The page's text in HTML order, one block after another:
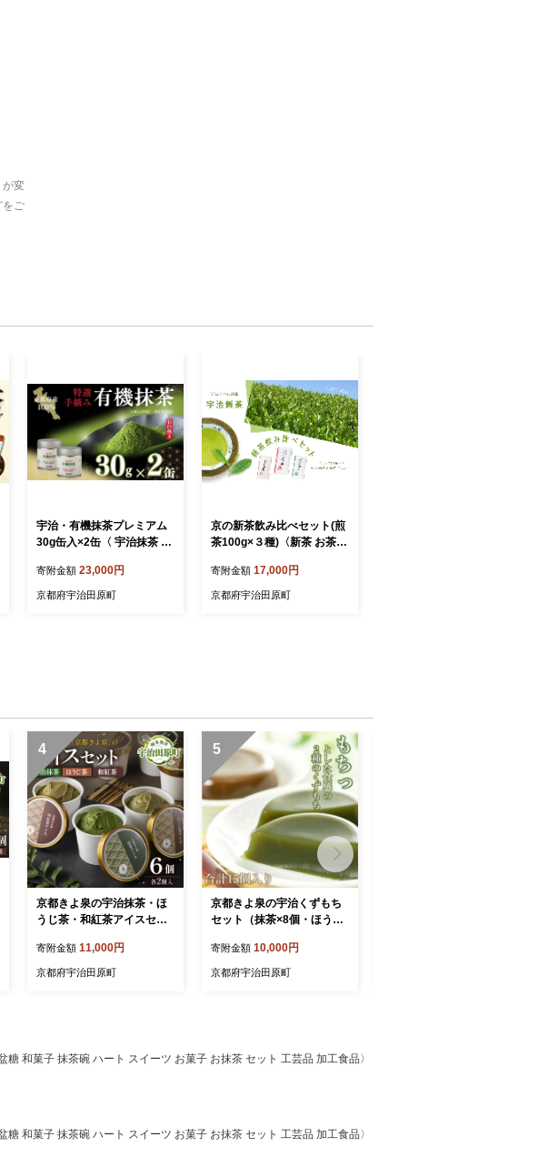
が変
をご
宇治・有機抹茶プレミアム
30g缶入×2缶〈 宇治抹茶 抹
緑茶 お茶 飲料 宇治 石臼挽
き 碾茶 加工食品 〉
寄附金額 23,000円
京都府宇治田原町
京の新茶飲み比べセット(煎
茶100g×３種)〈新茶 お茶
み比べ セット 飲料 日本茶
加工食品〉
寄附金額 17,000円
京都府宇治田原町
4
京都きよ泉の宇治抹茶・ほ
うじ茶・和紅茶アイスセッ
アイス 抹茶スイーツ スイー
ツ 宇治抹茶 抹茶 ほうじ茶
寄附金額 11,000円
京都府宇治田原町
5
京都きよ泉の宇治くずもち
セット（抹茶×8個・ほうじ
ーツ スイーツセット お菓子
和菓子 宇治抹茶 抹茶 ほう
寄附金額 10,000円
京都府宇治田原町
和菓子 抹茶碗 ハート スイーツ お菓子 お抹茶 セット 工芸品 加工食品〉
和菓子 抹茶碗 ハート スイーツ お菓子 お抹茶 セット 工芸品 加工食品〉